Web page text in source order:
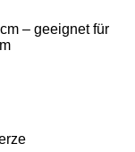
– geeignet für